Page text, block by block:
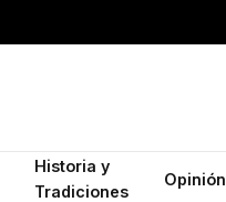
Historia y
Tradiciones
Opinión